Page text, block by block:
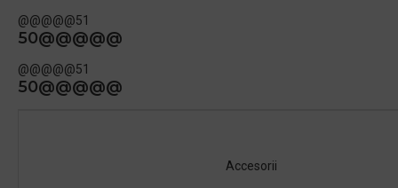
@@@@@51
50@@@@@
@@@@@51
50@@@@@
Accesorii